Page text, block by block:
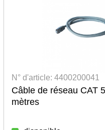
N° d'article: 4400200041
Câble de réseau CAT
mètres